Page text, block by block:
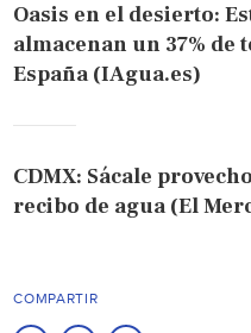
Oasis en el desierto:
almacenan un 37% de
España (IAgua.es)
CDMX: Sácale
recibo de agua (El
COMPARTIR